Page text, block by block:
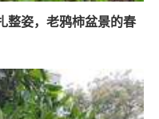
整姿，老鸦柿盆景的春